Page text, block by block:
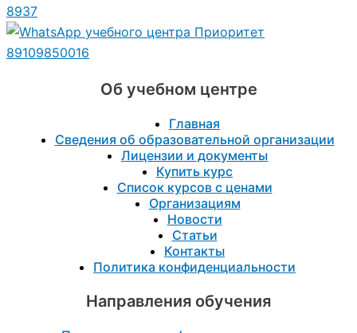
8937
89109850016
Об учебном центре
Главная
Сведения об образовательной организации
Лицензии и документы
Купить курс
Список курсов с ценами
Организациям
Новости
Статьи
Контакты
Политика конфиденциальности
Направления обучения